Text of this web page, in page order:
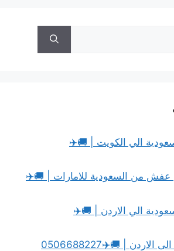
الي الكويت | 🚚✈️
من السعودية للامارات | 🚚✈️
الي الاردن | 🚚✈️
| 🚚✈️0506688227